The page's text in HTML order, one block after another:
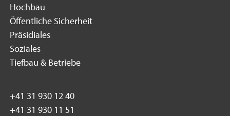
Hochbau
Öffentliche Sicherheit
Präsidiales
Soziales
Tiefbau & Betriebe
+41 31 930 12 40
+41 31 930 11 51